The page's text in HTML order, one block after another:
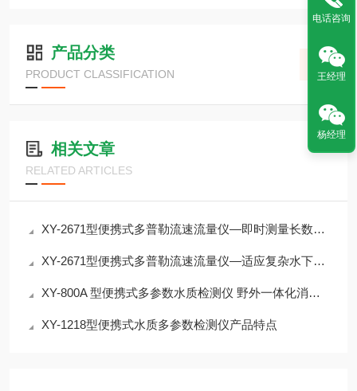
产品分类
PRODUCT CLASSIFICATION
相关文章
RELATED ARTICLES
XY-2671型便携式多普勒流速流量仪—即时测量长数据积累的可靠伙伴
XY-2671型便携式多普勒流速流量仪—适应复杂水下环境的流量测量方案
XY-800A 型便携式多参数水质检测仪 野外一体化消解比色介绍
XY-1218型便携式水质多参数检测仪产品特点
电话咨询
王经理
杨经理